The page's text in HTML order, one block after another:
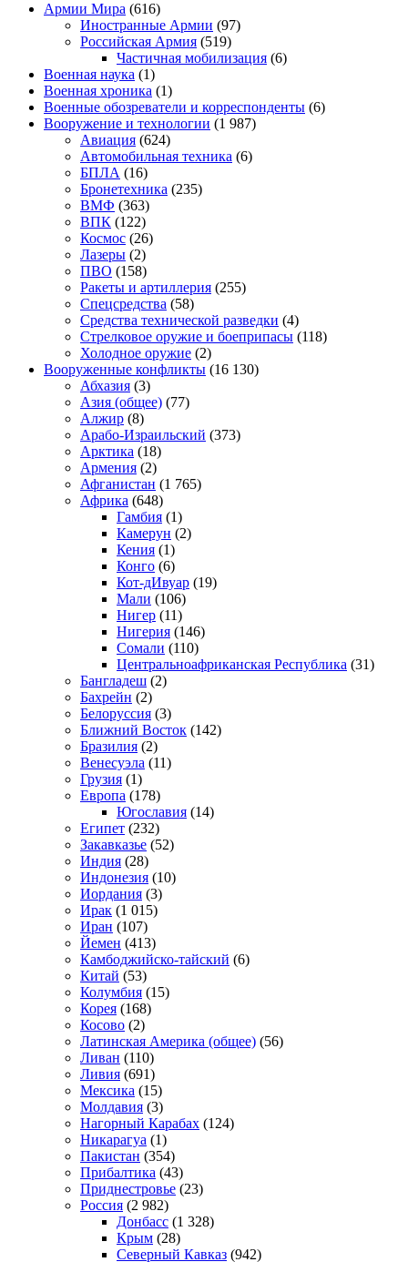
Армии Мира (616)
Иностранные Армии (97)
Российская Армия (519)
Частичная мобилизация (6)
Военная наука (1)
Военная хроника (1)
Военные обозреватели и корреспонденты (6)
Вооружение и технологии (1 987)
Авиация (624)
Автомобильная техника (6)
БПЛА (16)
Бронетехника (235)
ВМФ (363)
ВПК (122)
Космос (26)
Лазеры (2)
ПВО (158)
Ракеты и артиллерия (255)
Спецсредства (58)
Средства технической разведки (4)
Стрелковое оружие и боеприпасы (118)
Холодное оружие (2)
Вооруженные конфликты (16 130)
Абхазия (3)
Азия (общее) (77)
Алжир (8)
Арабо-Израильский (373)
Арктика (18)
Армения (2)
Афганистан (1 765)
Африка (648)
Гамбия (1)
Камерун (2)
Кения (1)
Конго (6)
Кот-дИвуар (19)
Мали (106)
Нигер (11)
Нигерия (146)
Сомали (110)
Центральноафриканская Республика (31)
Бангладеш (2)
Бахрейн (2)
Белоруссия (3)
Ближний Восток (142)
Бразилия (2)
Венесуэла (11)
Грузия (1)
Европа (178)
Югославия (14)
Египет (232)
Закавказье (52)
Индия (28)
Индонезия (10)
Иордания (3)
Ирак (1 015)
Иран (107)
Йемен (413)
Камбоджийско-тайский (6)
Китай (53)
Колумбия (15)
Корея (168)
Косово (2)
Латинская Америка (общее) (56)
Ливан (110)
Ливия (691)
Мексика (15)
Молдавия (3)
Нагорный Карабах (124)
Никарагуа (1)
Пакистан (354)
Прибалтика (43)
Приднестровье (23)
Россия (2 982)
Донбасс (1 328)
Крым (28)
Северный Кавказ (942)